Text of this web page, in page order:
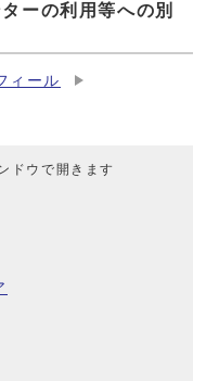
ーの利用等への別
ィール
ドウで開きます